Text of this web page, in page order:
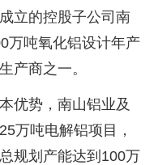
立的控股子公司南
万吨氧化铝设计年产
产商之一。
优势，南山铝业及
万吨电解铝项目，
规划产能达到100万